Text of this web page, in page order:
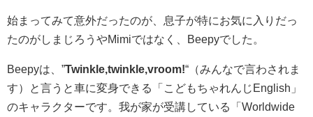
始まってみて意外だったのが、息子が特にお気に入りだっ
たのがしまじろうやMimiではなく、Beepyでした。
Beepyは、”Twinkle,twinkle,vroom!“（みんなで言わされま
す）と言うと車に変身できる「こどもちゃれんじEnglish」
のキャラクターです。我が家が受講している「Worldwide